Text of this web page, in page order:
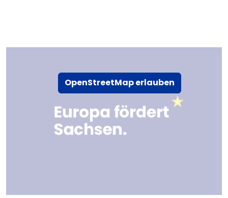
OpenStreetMap erlauben